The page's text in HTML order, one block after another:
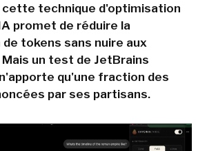
cette technique d'optimisation
promet de réduire la
tokens sans nuire aux
un test de JetBrains
qu'une fraction des
par ses partisans.